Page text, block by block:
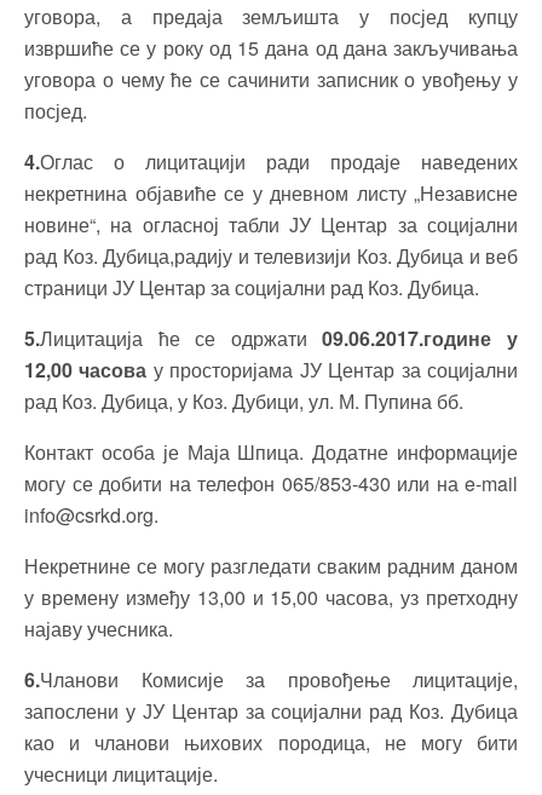
уговора, а предаја земљишта у посјед купцу
извршиће се у року од 15 дана од дана закључивања
уговора о чему ће се сачинити записник о увођењу у
посјед.
4.Оглас о лицитацији ради продаје наведених
некретнина објавиће се у дневном листу „Независне
новине“, на огласној табли ЈУ Центар за социјални
рад Коз. Дубица,радију и телевизији Коз. Дубица и веб
страници ЈУ Центар за социјални рад Коз. Дубица.
5.Лицитација ће се одржати09.06.2017.године у
12,00 часова у просторијама ЈУ Центар за социјални
рад Коз. Дубица, у Коз. Дубици, ул. М. Пупина бб.
Контакт особа је Маја Шпица. Додатне информације
могу се добити на телефон 065/853-430 или на e-mail
info@csrkd.org.
Некретнине се могу разгледати сваким радним даном
у времену између 13,00 и 15,00 часова, уз претходну
најаву учесника.
6.Чланови Комисије за провођење лицитације,
запослени у ЈУ Центар за социјални рад Коз. Дубица
као и чланови њихових породица, не могу бити
учесници лицитације.